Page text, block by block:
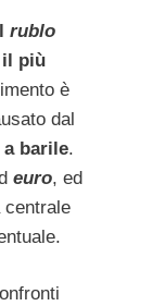
rublo
il più
è
dal
barile.
euro, ed
centrale